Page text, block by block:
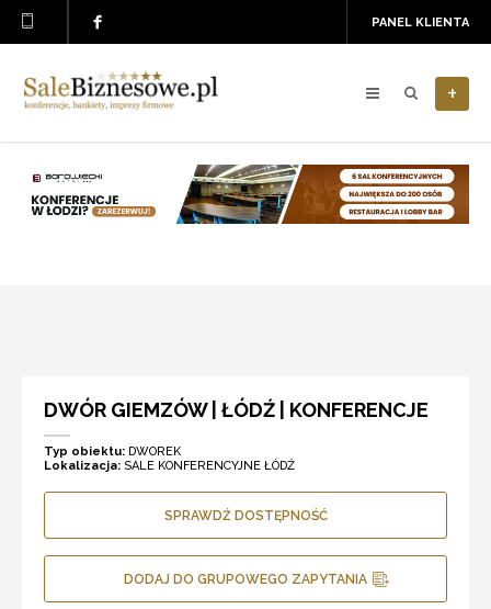
PANEL KLIENTA
+
DWÓR GIEMZÓW | ŁÓDŹ | KONFERENCJE
Typ obiektu: DWOREK
Lokalizacja: SALE KONFERENCYJNE ŁÓDŹ
SPRAWDŹ DOSTĘPNOŚĆ
DODAJ DO GRUPOWEGO ZAPYTANIA